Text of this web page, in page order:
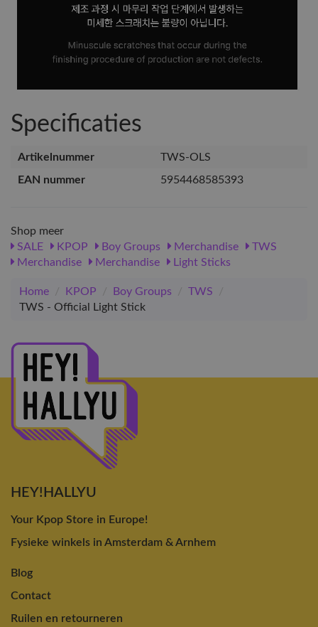
Specificaties
Artikelnummer
TWS-OLS
EAN nummer
5954468585393
Shop meer
SALE
KPOP Boy Groups Merchandise
TWS
Merchandise
Merchandise Light Sticks
Home / KPOP / Boy Groups / TWS
/
TWS - Official Light Stick
HEY!HALLYU
Your Kpop Store in Europe!
Fysieke winkels in Amsterdam & Arnhem
Blog
Contact
Ruilen en retourneren